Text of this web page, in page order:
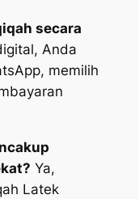
secara
Anda
memilih
Ya,
Latek